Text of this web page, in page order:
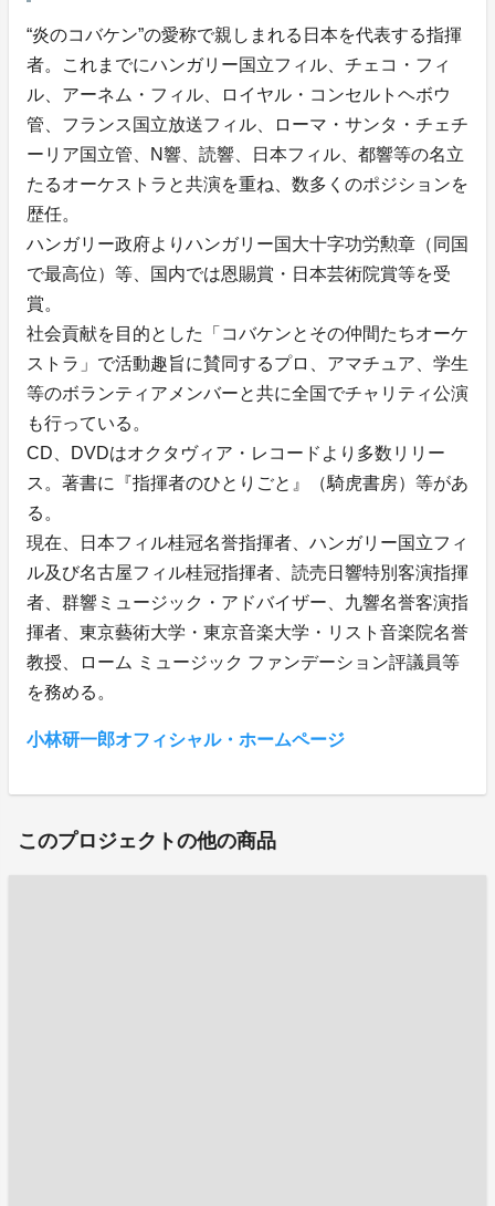
“炎のコバケン”の愛称で親しまれる日本を代表する指揮
者。これまでにハンガリー国立フィル、チェコ・フィ
ル、アーネム・フィル、ロイヤル・コンセルトヘボウ
管、フランス国立放送フィル、ローマ・サンタ・チェチ
ーリア国立管、N響、読響、日本フィル、都響等の名立
たるオーケストラと共演を重ね、数多くのポジションを
歴任。
ハンガリー政府よりハンガリー国大十字功労勲章（同国
で最高位）等、国内では恩賜賞・日本芸術院賞等を受
賞。
社会貢献を目的とした「コバケンとその仲間たちオーケ
ストラ」で活動趣旨に賛同するプロ、アマチュア、学生
等のボランティアメンバーと共に全国でチャリティ公演
も行っている。
CD、DVDはオクタヴィア・レコードより多数リリー
ス。著書に『指揮者のひとりごと』（騎虎書房）等があ
る。
現在、日本フィル桂冠名誉指揮者、ハンガリー国立フィ
ル及び名古屋フィル桂冠指揮者、読売日響特別客演指揮
者、群響ミュージック・アドバイザー、九響名誉客演指
揮者、東京藝術大学・東京音楽大学・リスト音楽院名誉
教授、ローム ミュージック ファンデーション評議員等
を務める。
小林研一郎オフィシャル・ホームページ
このプロジェクトの他の商品